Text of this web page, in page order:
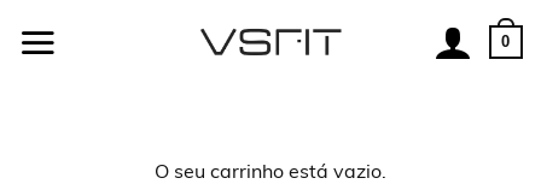
0
O seu carrinho está vazio.